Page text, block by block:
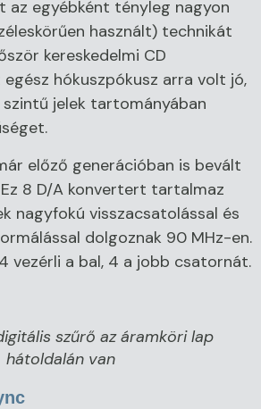
az egyébként tényleg nagyon
használt) technikát
kereskedelmi CD
egész hókuszpókusz arra volt jó,
jelek tartományában
előző generációban is bevált
8 D/A konvertert tartalmaz
nagyfokú visszacsatolással és
dolgoznak 90 MHz-en.
vezérli a bal, 4 a jobb csatornát.
szűrő az áramköri lap
hátoldalán van